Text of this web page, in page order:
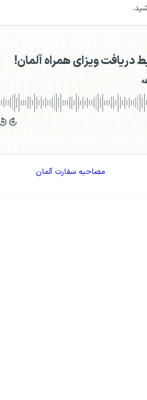
دریافت ویزای همراه آلمان!
مصاحبه سفارت آلمان